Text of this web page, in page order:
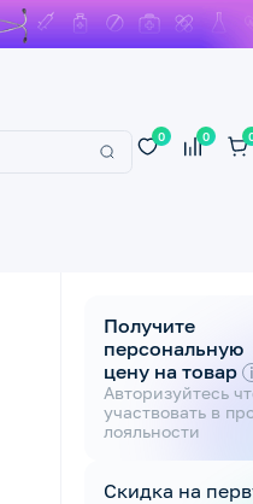
0 0
Получите
персональную
цену на товар i
Авторизуйтесь
участвовать в
лояльности
Скидка на